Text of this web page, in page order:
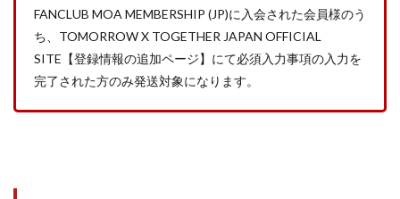
FANCLUB MOA MEMBERSHIP (JP)に入会された会員様のう
ち、TOMORROW X TOGETHER JAPAN OFFICIAL
SITE【登録情報の追加ページ】にて必須入力事項の入力を
完了された方のみ発送対象になります。